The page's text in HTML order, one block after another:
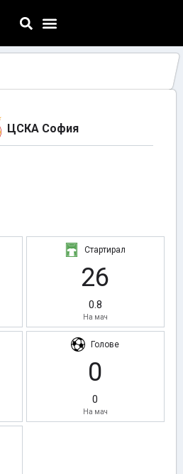
ЦСКА София
Стартирал
26
0.8
На мач
Голове
0
0
На мач